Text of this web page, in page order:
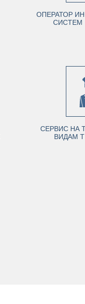
ОПЕРАТОР
СИСТЕМ
СЕРВИС НА
ВИДАМ